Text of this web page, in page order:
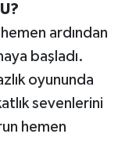
ardından
başladı.
oyununda
sevenlerini
hemen